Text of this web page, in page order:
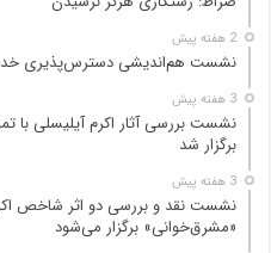
2 هفته پیش
نشست هم‌اندیشی دسترس‌پذیری
3 هفته پیش
نشست بررسی آثار اکرم آیلیسلی با
برگزار شد
3 هفته پیش
نشست نقد و بررسی دو اثر شاخص
«مشرق‌خوانی» برگزار می‌شود